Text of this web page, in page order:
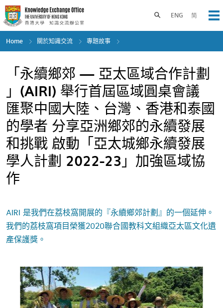
Skip
to
main
content
ENG 简
Toggle search panel
Home 關於知識交流 專題故事
「永續鄉郊 — 亞太區域合作計劃
」(AIRI) 舉行首屆區域圓桌會議
匯聚中國大陸、台灣、香港和泰國
的學者 分享亞洲鄉郊的永續發展
和挑戰 啟動「亞太城鄉永續發展
學人計劃 2022-23」加強區域協
作
AIRI 是我們在荔枝窩開展的『永續鄉郊計劃』的一個延伸。
我們的荔枝窩項目榮獲2020聯合國教科文組織亞太區文化遺
產保護獎。